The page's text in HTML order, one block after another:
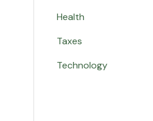
Health
Taxes
Technology